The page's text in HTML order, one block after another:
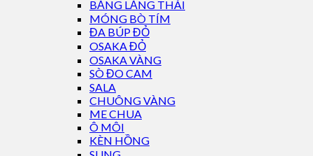
BẰNG LĂNG THÁI
MÓNG BÒ TÍM
ĐA BÚP ĐỎ
OSAKA ĐỎ
OSAKA VÀNG
SÒ ĐO CAM
SALA
CHUÔNG VÀNG
ME CHUA
Ô MÔI
KÈN HỒNG